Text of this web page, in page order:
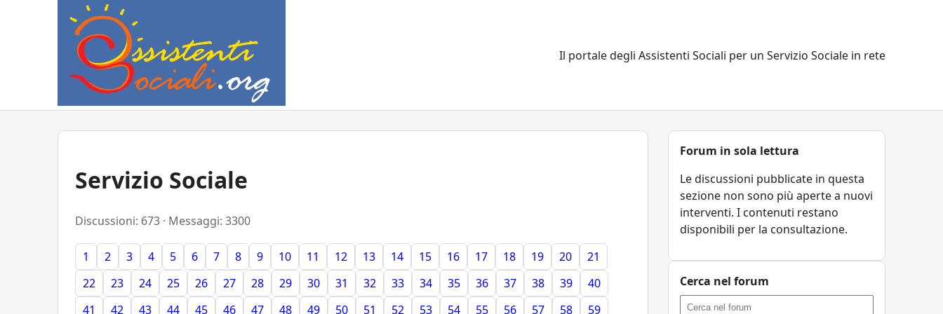
Il portale degli Assistenti Sociali per un Servizio Sociale in rete
Servizio Sociale
Discussioni: 673 · Messaggi: 3300
1 2 3 4 5 6 7 8 9 10 11 12 13 14 15 16 17 18 19 20
21
22
23 24 25 26 27 28 29 30 31 32 33 34 35 36 37 38 39
40
41
42 43 44 45 46 47 48 49 50 51 52 53 54 55 56 57 58 59
Forum in sola lettura
Le discussioni pubblicate in questa
sezione non sono più aperte a nuovi
interventi. I contenuti restano
disponibili per la consultazione.
Cerca nel forum